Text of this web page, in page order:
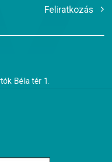
Feliratkozás
Béla tér 1.